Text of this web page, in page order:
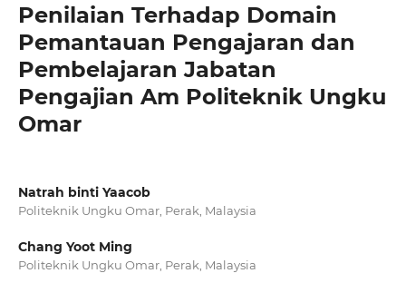
Penilaian Terhadap Domain
Pemantauan Pengajaran dan
Pembelajaran Jabatan
Pengajian Am Politeknik Ungku
Omar
Natrah binti Yaacob
Politeknik Ungku Omar, Perak, Malaysia
Chang Yoot Ming
Politeknik Ungku Omar, Perak, Malaysia